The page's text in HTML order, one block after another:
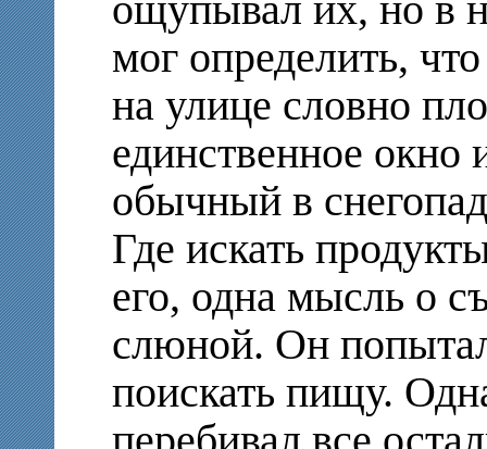
ощупывал их, но в
мог определить,
на улице словно
единственное окно
обычный в
Где искать
его, одна мысль о
слюной. Он
поискать пищу.